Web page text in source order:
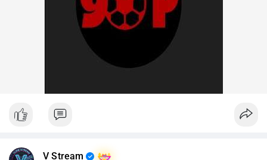
V Stream